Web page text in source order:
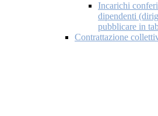
Incarichi
dipendenti
pubblicare in
Contrattazione